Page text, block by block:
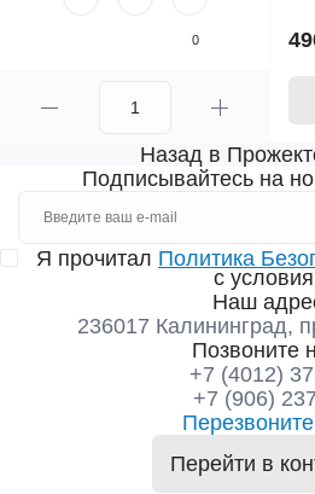
0
Назад в
Подписывайтесь на
Я прочитал Политика
с
Наш
236017 Калининград,​
Позвоните
+7 (4012)
+7 (906)
Перейти в